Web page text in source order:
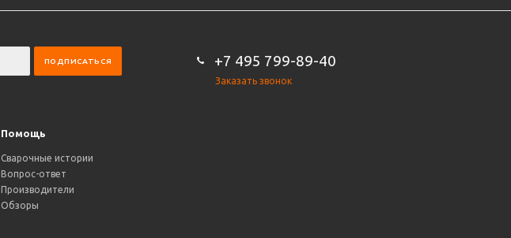
+7 495 799-89-40
Заказать звонок
Помощь
Сварочные истории
Вопрос-ответ
Производители
Обзоры